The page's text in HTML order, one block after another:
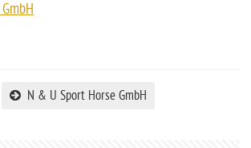
N & U Sport Horse GmbH